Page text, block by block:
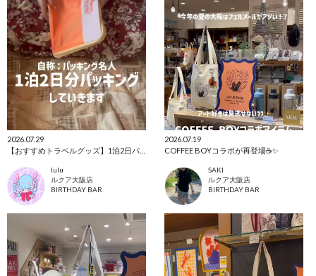
2026.07.29
lulu
ルクア大阪店
BIRTHDAY BAR
2026.07.19
COFFEE BOYコラボが再登場☕️✨️
SAKI
ルクア大阪店
BIRTHDAY BAR